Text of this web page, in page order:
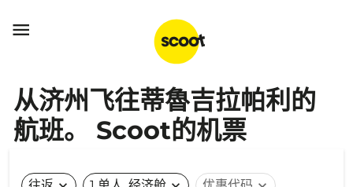

从济州飞往蒂魯吉拉帕利的
航班。 Scoot的机票